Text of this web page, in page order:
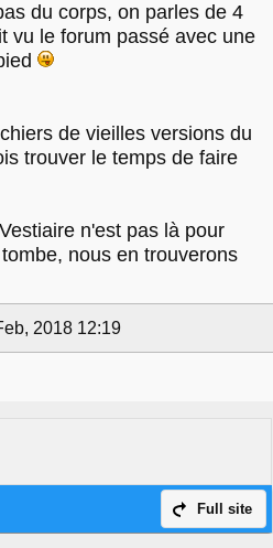
du corps, on parles de 4
vu le forum passé avec une
de vieilles versions du
trouver le temps de faire
n'est pas là pour
nous en trouverons
2018 12:19
Full site